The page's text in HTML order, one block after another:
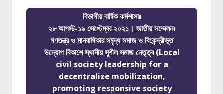
বিভাগীয় বার্ষিক কর্মশালাঃ
২৮ আগস্ট-১৯ সেপ্টেম্বর ২০২১। জাতীয় সম্মেলনঃ
গণতন্ত্র ও মানবাধিকার সমৃদ্ধ সমাজ ও বিকেন্দ্রীভূত
উদ্যোগ বিকাশে স্থানীয় সুশীল সমাজ নেতৃত্ব (Local
civil society leadership for a
decentralize mobilization,
promoting responsive society